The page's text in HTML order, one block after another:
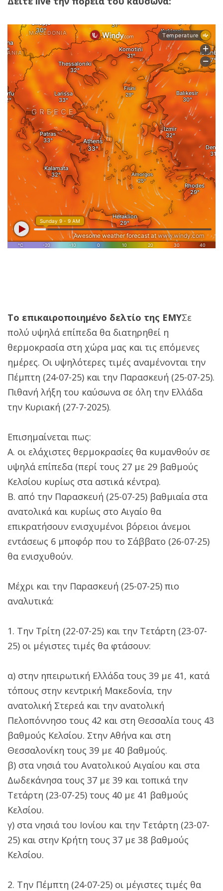
Το επικαιροποιημένο δελτίο της ΕΜΥΣε
πολύ υψηλά επίπεδα θα διατηρηθεί η
θερμοκρασία στη χώρα μας και τις επόμενες
ημέρες. Οι υψηλότερες τιμές αναμένονται την
Πέμπτη (24-07-25) και την Παρασκευή (25-07-25).
Πιθανή λήξη του καύσωνα σε όλη την Ελλάδα
την Κυριακή (27-7-2025).
Επισημαίνεται πως:
Α. οι ελάχιστες θερμοκρασίες θα κυμανθούν σε
υψηλά επίπεδα (περί τους 27 με 29 βαθμούς
Κελσίου κυρίως στα αστικά κέντρα).
Β. από την Παρασκευή (25-07-25) βαθμιαία στα
ανατολικά και κυρίως στο Αιγαίο θα
επικρατήσουν ενισχυμένοι βόρειοι άνεμοι
εντάσεως 6 μποφόρ που το Σάββατο (26-07-25)
θα ενισχυθούν.
Μέχρι και την Παρασκευή (25-07-25) πιο
αναλυτικά:
1. Την Τρίτη (22-07-25) και την Τετάρτη (23-07-
25) οι μέγιστες τιμές θα φτάσουν:
α) στην ηπειρωτική Ελλάδα τους 39 με 41, κατά
τόπους στην κεντρική Μακεδονία, την
ανατολική Στερεά και την ανατολική
Πελοπόννησο τους 42 και στη Θεσσαλία τους 43
βαθμούς Κελσίου. Στην Αθήνα και στη
Θεσσαλονίκη τους 39 με 40 βαθμούς.
β) στα νησιά του Ανατολικού Αιγαίου και στα
Δωδεκάνησα τους 37 με 39 και τοπικά την
Τετάρτη (23-07-25) τους 40 με 41 βαθμούς
Κελσίου.
γ) στα νησιά του Ιονίου και την Τετάρτη (23-07-
25) και στην Κρήτη τους 37 με 38 βαθμούς
Κελσίου.
2. Την Πέμπτη (24-07-25) οι μέγιστες τιμές θα